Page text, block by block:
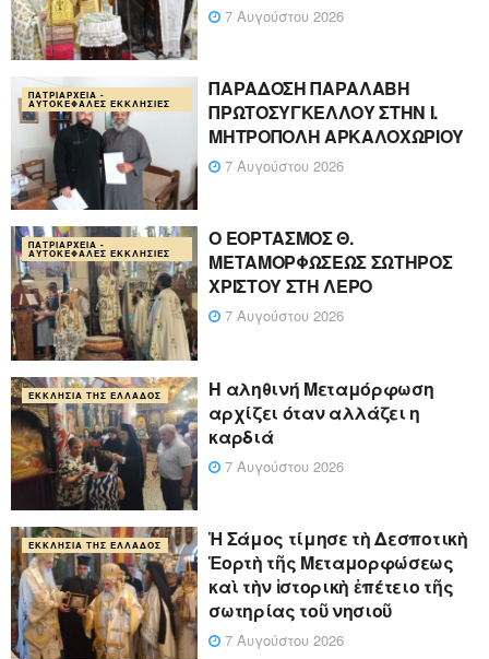
7 Αυγούστου 2026
ΠΑΤΡΙΑΡΧΕΊΑ -
ΑΥΤΟΚΈΦΑΛΕΣ ΕΚΚΛΗΣΊΕΣ
ΠΑΡΑΔΟΣΗ ΠΑΡΑΛΑΒΗ
ΠΡΩΤΟΣΥΓΚΕΛΛΟΥ ΣΤΗΝ Ι.
ΜΗΤΡΟΠΟΛΗ ΑΡΚΑΛΟΧΩΡΙΟΥ
7 Αυγούστου 2026
ΠΑΤΡΙΑΡΧΕΊΑ -
ΑΥΤΟΚΈΦΑΛΕΣ ΕΚΚΛΗΣΊΕΣ
Ο ΕΟΡΤΑΣΜΟΣ Θ.
ΜΕΤΑΜΟΡΦΩΣΕΩΣ ΣΩΤΗΡΟΣ
ΧΡΙΣΤΟΥ ΣΤΗ ΛΕΡΟ
7 Αυγούστου 2026
ΕΚΚΛΗΣΊΑ ΤΗΣ ΕΛΛΆΔΟΣ
Η αληθινή Μεταμόρφωση
αρχίζει όταν αλλάζει η
καρδιά
7 Αυγούστου 2026
ΕΚΚΛΗΣΊΑ ΤΗΣ ΕΛΛΆΔΟΣ
Ἡ Σάμος τίμησε τὴ Δεσποτικὴ
Ἑορτὴ τῆς Μεταμορφώσεως
καὶ τὴν ἱστορικὴ ἐπέτειο τῆς
σωτηρίας τοῦ νησιοῦ
7 Αυγούστου 2026